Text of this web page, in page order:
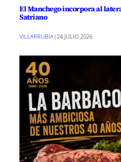
El Manchego incorpora al
Satriano
VILLARRUBIA|24 JULIO 2026